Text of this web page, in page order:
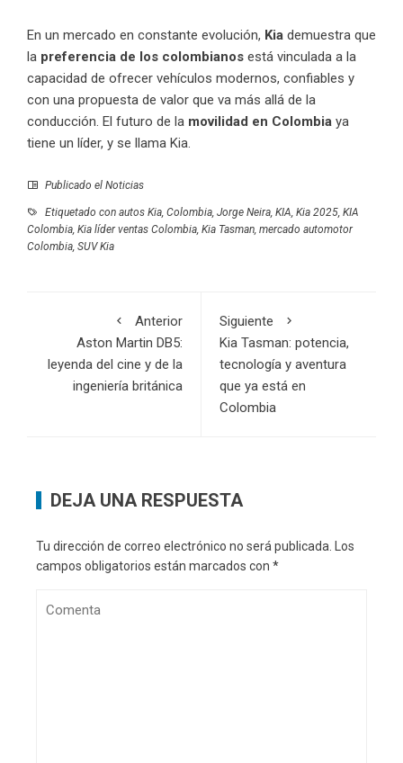
En un mercado en constante evolución, Kia demuestra que
la preferencia de los colombianos está vinculada a la
capacidad de ofrecer vehículos modernos, confiables y
con una propuesta de valor que va más allá de la
conducción. El futuro de la movilidad en Colombia ya
tiene un líder, y se llama Kia.
Publicado el Noticias
Etiquetado con autos Kia Colombia Jorge Neira KIA Kia 2025 KIA
Colombia Kia líder ventas Colombia Kia Tasman mercado automotor
Colombia SUV Kia
Anterior
Aston Martin DB5:
leyenda del cine y de la
ingeniería británica
Siguiente
Kia Tasman: potencia,
tecnología y aventura
que ya está en
Colombia
DEJA UNA RESPUESTA
Tu dirección de correo electrónico no será publicada.
Los
campos obligatorios están marcados con *